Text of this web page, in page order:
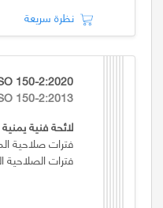
نظرة سريعة
150-2:2020
150-2:2013
لائحة فنية يمنية
فترات صلاحية
فترات الصلاحية